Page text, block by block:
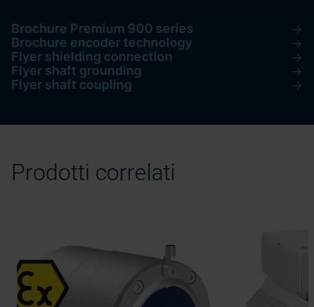
Brochure Premium 900 series
Brochure encoder technology
Flyer shielding connection
Flyer shaft grounding
Flyer shaft coupling
Prodotti correlati